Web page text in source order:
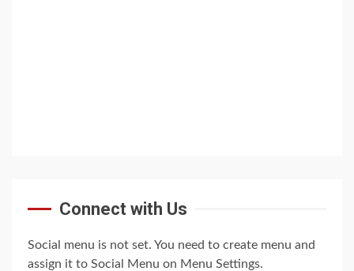
Connect with Us
Social menu is not set. You need to create menu and
assign it to Social Menu on Menu Settings.